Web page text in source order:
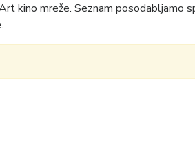
kino mreže. Seznam